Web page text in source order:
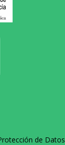
de Datos